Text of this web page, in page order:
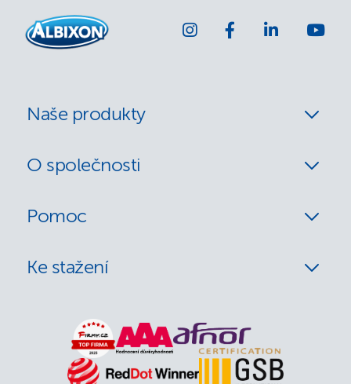
Naše produkty
O společnosti
Pomoc
Ke stažení